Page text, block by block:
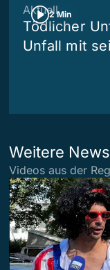
2 Min
Aktuell
Tödlicher
Unfall mit
Weitere News
Videos aus der